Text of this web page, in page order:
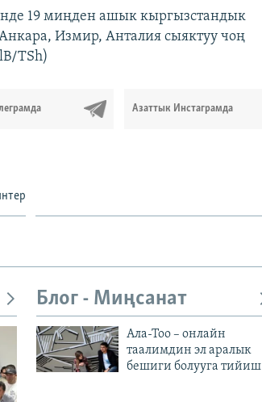
19 миңден ашык кыргызстандык
Измир, Анталия сыяктуу чоң
TSh)
Азаттык Инстаграмда
Блог - Миңсанат
Ала-Тоо – онлайн
таалимдин эл аралык
бешиги болууга тийиш